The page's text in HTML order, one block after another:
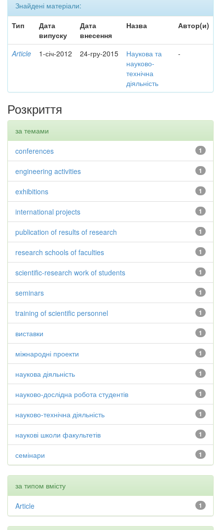
Знайдені матеріали:
Тип
Дата
випуску
Дата
внесення
Назва Автор(и)
Article 1-січ-2012 24-гру-2015
Наукова та
науково-
технічна
діяльність
-
Розкриття
за темами
1
conferences
1
engineering activities
1
exhibitions
1
international projects
1
publication of results of research
1
research schools of faculties
1
scientific-research work of students
1
seminars
1
training of scientific personnel
1
виставки
1
міжнародні проекти
1
наукова діяльність
1
науково-дослідна робота студентів
1
науково-технічна діяльність
1
наукові школи факультетів
1
семінари
за типом вмісту
1
Article